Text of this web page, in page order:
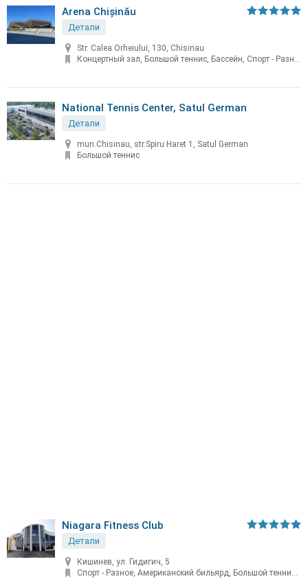
Arena Chișinău
Детали
Str. Calea Orheiului, 130, Chisinau
Концертный зал, Большой теннис, Бассейн, Спорт - Разное
National Tennis Center, Satul German
Детали
mun.Chisinau, str.Spiru Haret 1, Satul German
Большой теннис
Niagara Fitness Club
Детали
Кишинев, ул. Гидигич, 5
Спорт - Разное, Американский бильярд, Большой теннис, Бассейн